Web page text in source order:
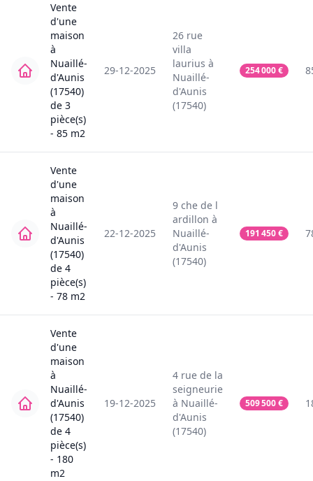
Vente
d'une
maison
à
Nuaillé-
d'Aunis
(17540)
de 3
pièce(s)
- 85 m2
29-12-2025
26 rue
villa
laurius à
Nuaillé-
d'Aunis
(17540)
254 000€
Vente
d'une
maison
à
Nuaillé-
d'Aunis
(17540)
de 4
pièce(s)
- 78 m2
22-12-2025
9 che de l
ardillon à
Nuaillé-
d'Aunis
(17540)
191 450€
Vente
d'une
maison
à
Nuaillé-
d'Aunis
(17540)
de 4
pièce(s)
- 180
m2
19-12-2025
4 rue de la
seigneurie
à Nuaillé-
d'Aunis
(17540)
509 500€